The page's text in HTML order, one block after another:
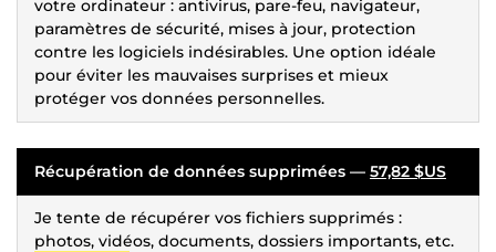
votre ordinateur : antivirus, pare-feu, navigateur,
paramètres de sécurité, mises à jour, protection
contre les logiciels indésirables. Une option idéale
pour éviter les mauvaises surprises et mieux
protéger vos données personnelles.
Récupération de données supprimées — 57,82 $US
Je tente de récupérer vos fichiers supprimés :
photos, vidéos, documents, dossiers importants, etc.